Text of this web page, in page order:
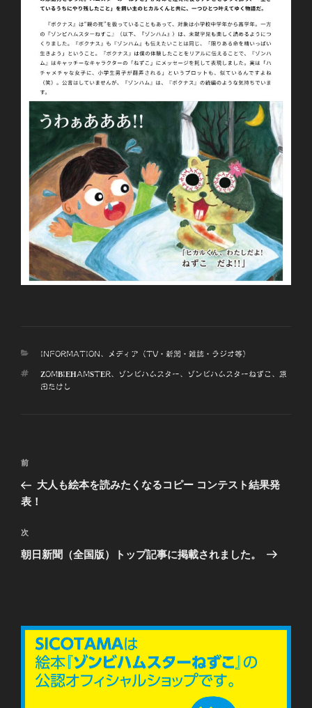
カ
ゴ
リ
INFORMATION、 メディア（TV・新聞・雑誌・ラジオ等）
タ
グ
ZOMBIEHAMSTER、 ゾンビハムスター、 ゾンビハムスターねずこ 、
原
田たけし
投
ナ
ゲ
ー
前
の
投
前
大人も絵本を読みたくなるコピー コンテスト結果発
表！
次
の
次
朝日新聞（全国版）トップ記事に掲載されました。